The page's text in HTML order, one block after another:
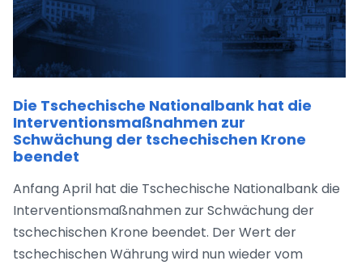
Die Tschechische Nationalbank hat die
Interventionsmaßnahmen zur
Schwächung der tschechischen Krone
beendet
Anfang April hat die Tschechische Nationalbank die
Interventionsmaßnahmen zur Schwächung der
tschechischen Krone beendet. Der Wert der
tschechischen Währung wird nun wieder vom